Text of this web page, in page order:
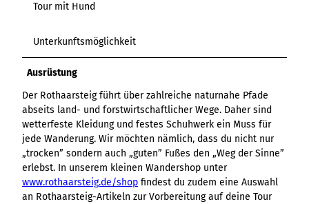
Tour mit Hund
Unterkunftsmöglichkeit
Ausrüstung
Der Rothaarsteig führt über zahlreiche naturnahe Pfade
abseits land- und forstwirtschaftlicher Wege. Daher sind
wetterfeste Kleidung und festes Schuhwerk ein Muss für
jede Wanderung. Wir möchten nämlich, dass du nicht nur
„trocken” sondern auch „guten” Fußes den „Weg der Sinne”
erlebst. In unserem kleinen Wandershop unter
www.rothaarsteig.de/shop findest du zudem eine Auswahl
an Rothaarsteig-Artikeln zur Vorbereitung auf deine Tour